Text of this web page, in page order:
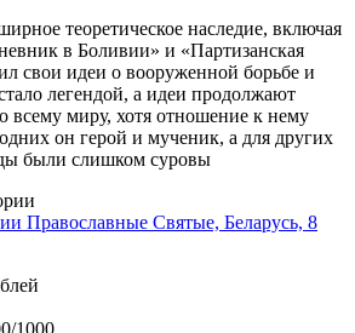
теоретическое наследие, включая
в Боливии» и «Партизанская
свои идеи о вооруженной борьбе и
легендой, а идеи продолжают
всему миру, хотя отношение к нему
он герой и мученик, а для других
были слишком суровы
Православные Святые, Беларусь, 8